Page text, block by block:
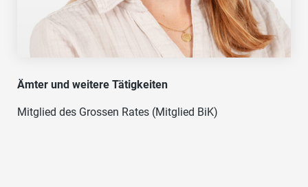
Ämter und weitere Tätigkeiten
Mitglied des Grossen Rates (Mitglied BiK)